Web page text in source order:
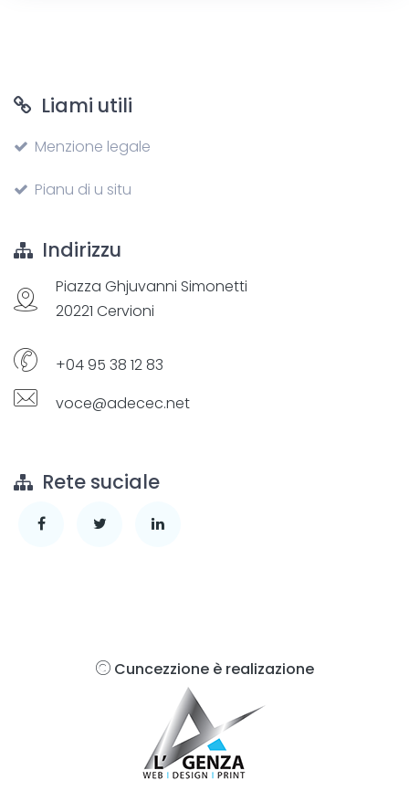
Liami utili
Menzione legale
Pianu di u situ
Indirizzu
Piazza Ghjuvanni Simonetti
20221 Cervioni
+04 95 38 12 83
voce@adecec.net
Rete suciale
Cuncezzione è realizazione